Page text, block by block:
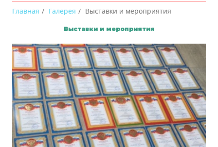
Главная Галерея Выставки и мероприятия
Выставки и мероприятия